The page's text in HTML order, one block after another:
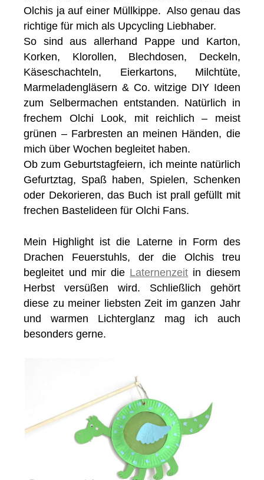
Olchis ja auf einer Müllkippe. Also genau das
richtige für mich als Upcycling Liebhaber.
So sind aus allerhand Pappe und Karton,
Korken, Klorollen, Blechdosen, Deckeln,
Käseschachteln, Eierkartons, Milchtüte,
Marmeladengläsern & Co. witzige DIY Ideen
zum Selbermachen entstanden. Natürlich in
frechem Olchi Look, mit reichlich – meist
grünen – Farbresten an meinen Händen, die
mich über Wochen begleitet haben.
Ob zum Geburtstagfeiern, ich meinte natürlich
Gefurtztag, Spaß haben, Spielen, Schenken
oder Dekorieren, das Buch ist prall gefüllt mit
frechen Bastelideen für Olchi Fans.
Mein Highlight ist die Laterne in Form des
Drachen Feuerstuhls, der die Olchis treu
begleitet und mir die Laternenzeit in diesem
Herbst versüßen wird. Schließlich gehört
diese zu meiner liebsten Zeit im ganzen Jahr
und warmen Lichterglanz mag ich auch
besonders gerne.